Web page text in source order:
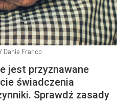
/ Danie Franco
jest przyznawane
świadczenia
Sprawdź zasady